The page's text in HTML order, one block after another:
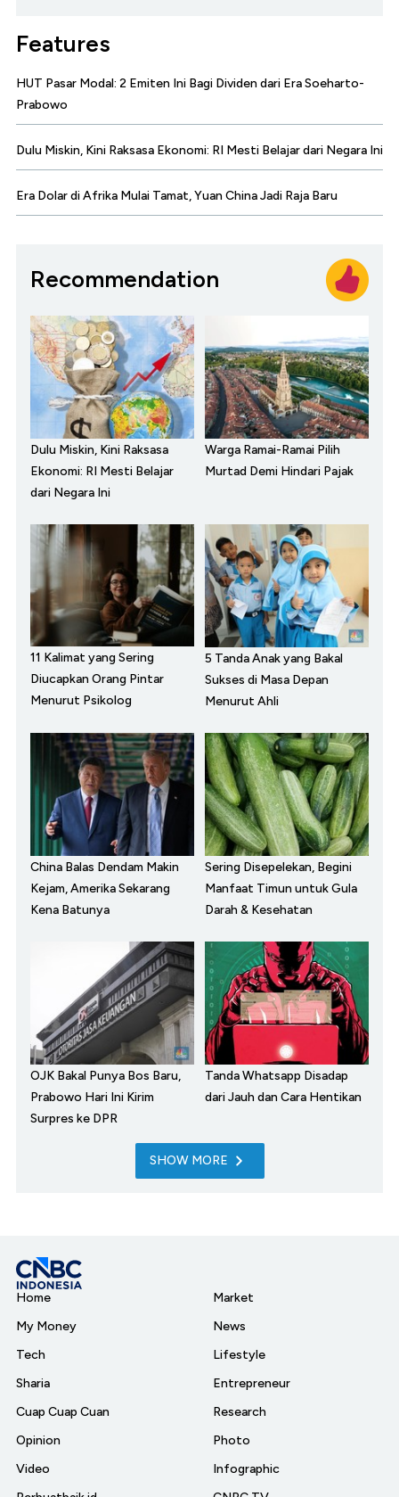
Features
HUT Pasar Modal: 2 Emiten Ini Bagi Dividen dari Era Soeharto-
Prabowo
Dulu Miskin, Kini Raksasa Ekonomi: RI Mesti Belajar dari Negara Ini
Era Dolar di Afrika Mulai Tamat, Yuan China Jadi Raja Baru
Recommendation
Dulu Miskin, Kini Raksasa
Ekonomi: RI Mesti Belajar
dari Negara Ini
Warga Ramai-Ramai Pilih
Murtad Demi Hindari Pajak
11 Kalimat yang Sering
Diucapkan Orang Pintar
Menurut Psikolog
5 Tanda Anak yang Bakal
Sukses di Masa Depan
Menurut Ahli
China Balas Dendam Makin
Kejam, Amerika Sekarang
Kena Batunya
Sering Disepelekan, Begini
Manfaat Timun untuk Gula
Darah & Kesehatan
OJK Bakal Punya Bos Baru,
Prabowo Hari Ini Kirim
Surpres ke DPR
Tanda Whatsapp Disadap
dari Jauh dan Cara Hentikan
SHOW MORE
Home
My Money
Tech
Sharia
Cuap Cuap Cuan
Opinion
Video
Market
News
Lifestyle
Entrepreneur
Research
Photo
Infographic